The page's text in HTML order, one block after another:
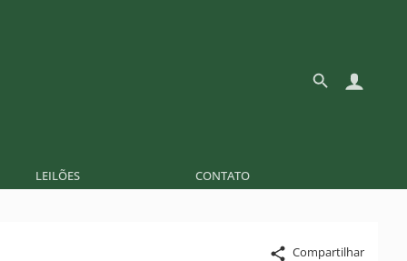
LEILÕES CONTATO
Compartilhar